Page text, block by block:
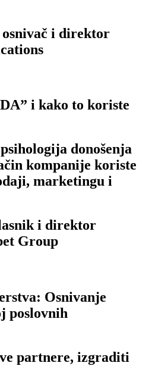
osnivač i direktor
i kako to koriste
donošenja
kompanije koriste
marketingu i
i direktor
Group
Osnivanje
poslovnih
partnere, izgraditi